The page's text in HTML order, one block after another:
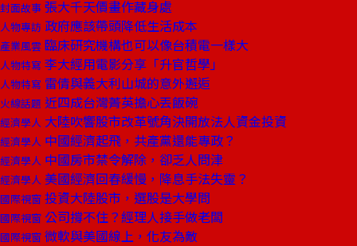
封面故事 張大千天價畫作藏身處
人物專訪 政府應該帶頭降低生活成本
產業風雲 臨床研究機構也可以像台積電一樣大
人物特寫 李大經用電影分享「升官哲學」
人物特寫 雷倩與義大利山城的意外邂逅
火線話題 近四成台灣菁英擔心丟飯碗
經濟學人 大陸吹響股市改革號角決開放法人資金投資
經濟學人 中國經濟起飛，共產黨還能專政？
經濟學人 中國房市禁令解除，卻乏人問津
經濟學人 美國經濟回春緩慢，降息手法失靈？
國際視窗 投資大陸股市，選股是大學問
國際視窗 公司撐不住？經理人接手做老闆
國際視窗 微軟與美國線上，化友為敵